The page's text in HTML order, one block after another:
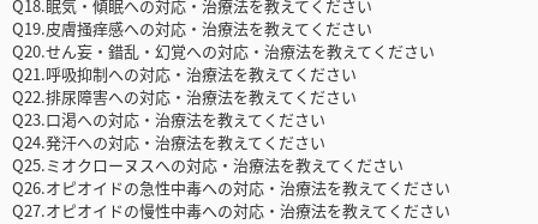
Q18.眠気・傾眠への対応・治療法を教えてください
Q19.皮膚掻痒感への対応・治療法を教えてください
Q20.せん妄・錯乱・幻覚への対応・治療法を教えてください
Q21.呼吸抑制への対応・治療法を教えてください
Q22.排尿障害への対応・治療法を教えてください
Q23.口渇への対応・治療法を教えてください
Q24.発汗への対応・治療法を教えてください
Q25.ミオクローヌスへの対応・治療法を教えてください
Q26.オピオイドの急性中毒への対応・治療法を教えてください
Q27.オピオイドの慢性中毒への対応・治療法を教えてください